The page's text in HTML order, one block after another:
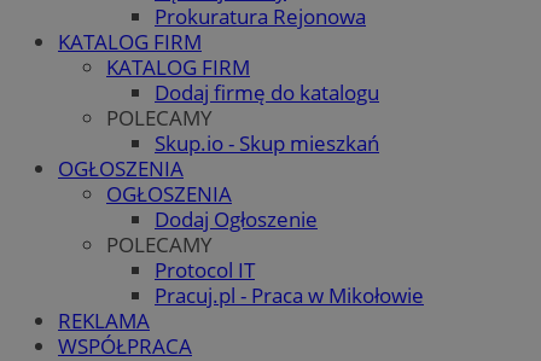
Prokuratura Rejonowa
KATALOG FIRM
KATALOG FIRM
Dodaj firmę do katalogu
POLECAMY
Skup.io - Skup mieszkań
OGŁOSZENIA
OGŁOSZENIA
Dodaj Ogłoszenie
POLECAMY
Protocol IT
Pracuj.pl - Praca w Mikołowie
REKLAMA
WSPÓŁPRACA